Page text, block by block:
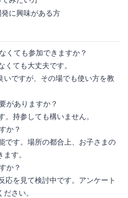
に興味がある方
くても参加できますか？
ても大丈夫です。
ですが、その場でも使い方を教
がありますか？
持参しても構いません。
か？
です。場所の都合上、お子さまの
す。
か？
応を見て検討中です。アンケート
さい。